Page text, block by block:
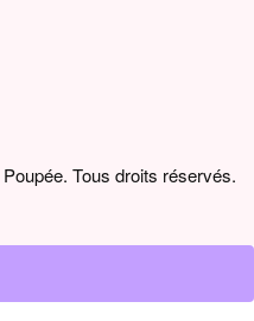
Tous droits réservés.